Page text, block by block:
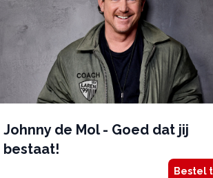
Johnny de Mol - Goed dat jij
bestaat!
Bestel